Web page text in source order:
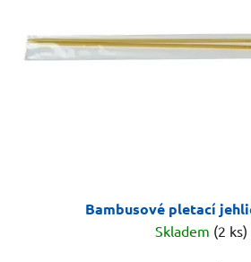
Bambusové pletací
Skladem (2 ks)